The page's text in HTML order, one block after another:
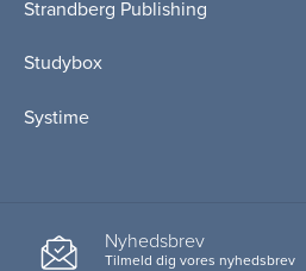
Strandberg Publishing
Studybox
Systime
Nyhedsbrev
Tilmeld dig vores nyhedsbrev